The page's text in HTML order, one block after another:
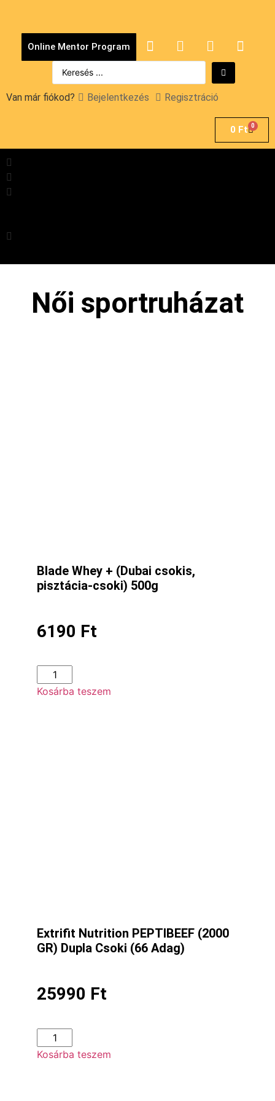
Online Mentor Program
Van már fiókod? Bejelentkezés Regisztráció
0 Ft 0
Női sportruházat
Blade Whey + (Dubai csokis,
pisztácia-csoki) 500g
6190 Ft
Kosárba teszem
Extrifit Nutrition PEPTIBEEF (2000
GR) Dupla Csoki (66 Adag)
25990 Ft
Kosárba teszem